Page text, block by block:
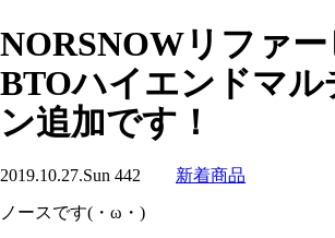
NORSNOWリファ
BTOハイエンドマル
ン追加です！
2019.10.27.Sun 442 新着商品
ノースです(・ω・)